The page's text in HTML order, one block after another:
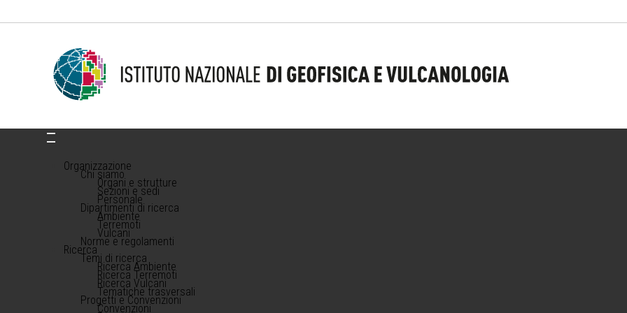
Organizzazione
Chi siamo
Organi e strutture
Sezioni e sedi
Personale
Dipartimenti di ricerca
Ambiente
Terremoti
Vulcani
Norme e regolamenti
Ricerca
Temi di ricerca
Ricerca Ambiente
Ricerca Terremoti
Ricerca Vulcani
Tematiche trasversali
Progetti e Convenzioni
Convenzioni